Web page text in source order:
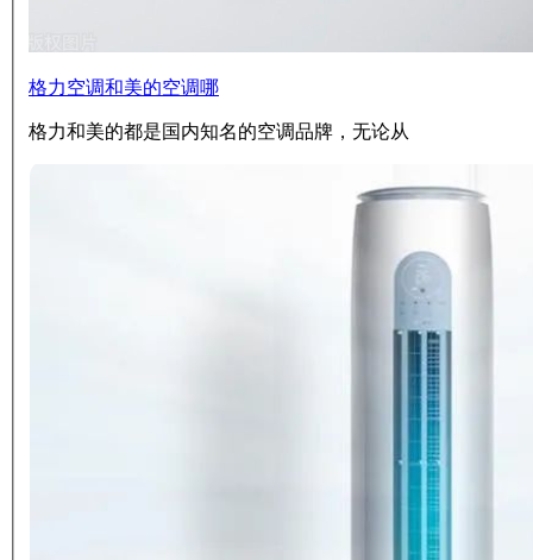
格力空调和美的空调哪
格力和美的都是国内知名的空调品牌，无论从